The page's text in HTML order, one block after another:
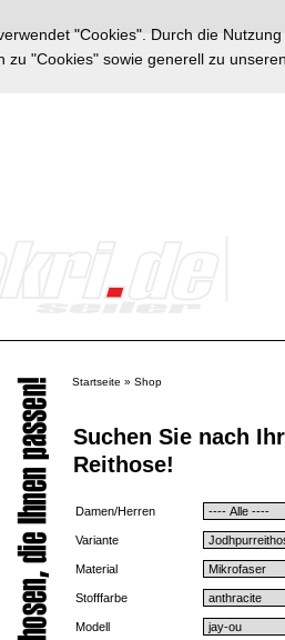
"Cookies". Durch die
zu "Cookies" sowie generell zu
Startseite » Shop
Suchen Sie nach
Reithose!
Damen/Herren
Variante
Material
Stofffarbe
Modell